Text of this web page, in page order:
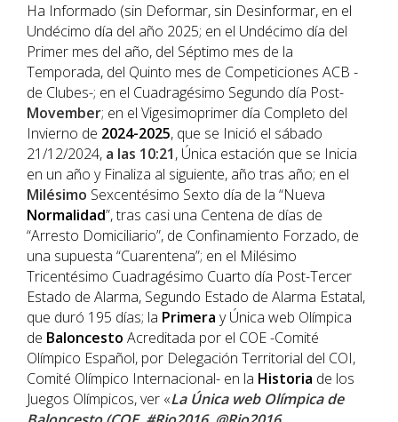
Ha Informado (sin Deformar, sin Desinformar, en el
Undécimo día del año 2025; en el Undécimo día del
Primer mes del año, del Séptimo mes de la
Temporada, del Quinto mes de Competiciones ACB -
de Clubes-; en el Cuadragésimo Segundo día Post-
Movember; en el Vigesimoprimer día Completo del
Invierno de 2024-2025, que se Inició el sábado
21/12/2024, a las 10:21, Única estación que se Inicia
en un año y Finaliza al siguiente, año tras año; en el
Milésimo Sexcentésimo Sexto día de la “Nueva
Normalidad”, tras casi una Centena de días de
“Arresto Domiciliario”, de Confinamiento Forzado, de
una supuesta “Cuarentena”; en el Milésimo
Tricentésimo Cuadragésimo Cuarto día Post-Tercer
Estado de Alarma, Segundo Estado de Alarma Estatal,
que duró 195 días; la Primera y Única web Olímpica
de Baloncesto Acreditada por el COE -Comité
Olímpico Español, por Delegación Territorial del COI,
Comité Olímpico Internacional- en la Historia de los
Juegos Olímpicos, ver «La Única web Olímpica de